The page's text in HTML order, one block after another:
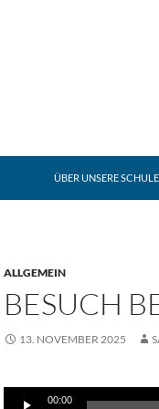
ÜBER UNSERE SCHULE
ALLGEMEIN
BESUCH
13. NOVEMBER 2025
Audio-
00:00